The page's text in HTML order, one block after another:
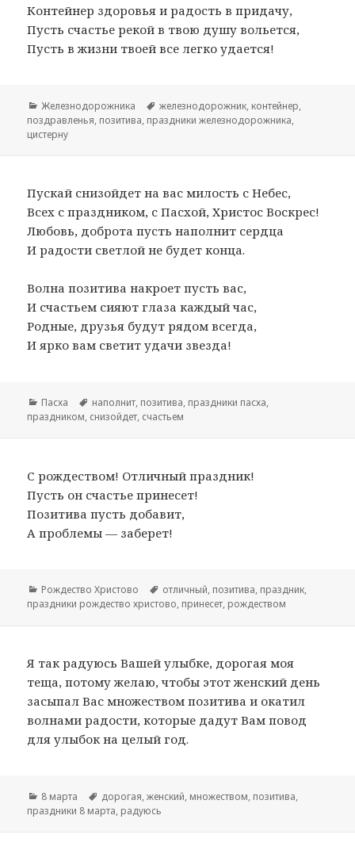
Контейнер здоровья и радость в придачу,
Пусть счастье рекой в твою душу вольется,
Пусть в жизни твоей все легко удается!
Рубрики
Железнодорожника Метки
железнодорожник, контейнер,
поздравленья, позитива, праздники железнодорожника,
цистерну
Пускай снизойдет на вас милость с Небес,
Всех с праздником, с Пасхой, Христос Воскрес!
Любовь, доброта пусть наполнит сердца
И радости светлой не будет конца.
Волна позитива накроет пусть вас,
И счастьем сияют глаза каждый час,
Родные, друзья будут рядом всегда,
И ярко вам светит удачи звезда!
Рубрики
Пасха Метки
наполнит, позитива, праздники пасха,
праздником, снизойдет, счастьем
С рождеством! Отличный праздник!
Пусть он счастье принесет!
Позитива пусть добавит,
А проблемы — заберет!
Рубрики
Рождество Христово Метки
отличный, позитива, праздник,
праздники рождество христово, принесет, рождеством
Я так радуюсь Вашей улыбке, дорогая моя
теща, потому желаю, чтобы этот женский день
засыпал Вас множеством позитива и окатил
волнами радости, которые дадут Вам повод
для улыбок на целый год.
Рубрики
8 марта Метки
дорогая,женский, множеством, позитива,
праздники 8 марта, радуюсь